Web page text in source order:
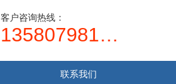
客户咨询热线：
13580798107
联系我们